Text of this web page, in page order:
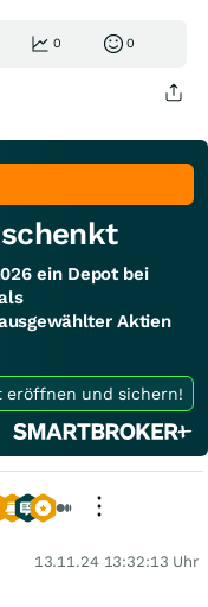
0 0
ein Depot bei
Aktien
eröffnen und sichern!
13.11.24 13:32:13 Uhr